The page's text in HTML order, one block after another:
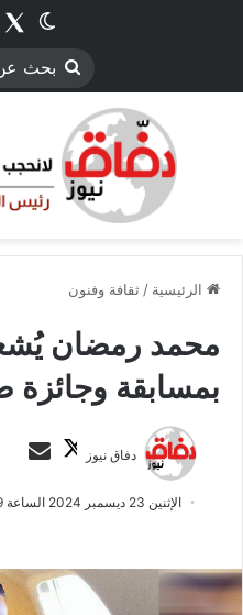
بحث
الرئيسية /ثقافة وفنون
محمد رمضان
بمسابقة
دفاق نيوز
ت
ب
ل
ى
س
ر
ي
الإثنين 23 ديسمبر 2024 الساعة 5:39 م